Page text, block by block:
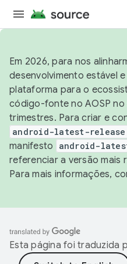
Em 2026, para nos
desenvolvimento estável
plataforma para o
código-fonte no AOSP
trimestres. Para criar e
android-latest-release
manifesto
android-
referenciar a versão mais
Para mais informações,
Esta página foi traduzida